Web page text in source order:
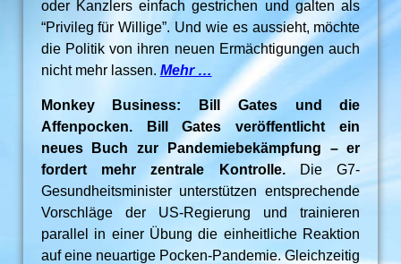
oder Kanzlers einfach gestrichen und galten als
“Privileg für Willige”. Und wie es aussieht, möchte
die Politik von ihren neuen Ermächtigungen auch
nicht mehr lassen. Mehr …
Monkey Business: Bill Gates und die
Affenpocken. Bill Gates veröffentlicht ein
neues Buch zur Pandemiebekämpfung – er
fordert mehr zentrale Kontrolle.Die G7-
Gesundheitsminister unterstützen entsprechende
Vorschläge der US-Regierung und trainieren
parallel in einer Übung die einheitliche Reaktion
auf eine neuartige Pocken-Pandemie. Gleichzeitig